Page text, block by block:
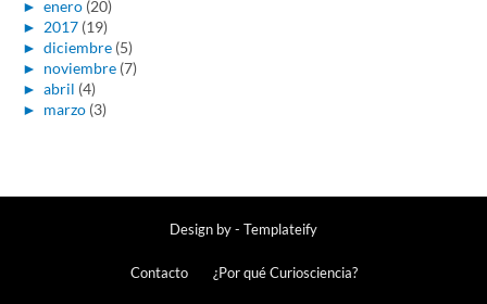
► enero (20)
► 2017 (19)
► diciembre (5)
► noviembre (7)
► abril (4)
► marzo (3)
Design by - Templateify
Contacto ¿Por qué Curiosciencia?